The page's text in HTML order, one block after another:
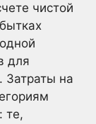
чистой
для
Затраты на
те,